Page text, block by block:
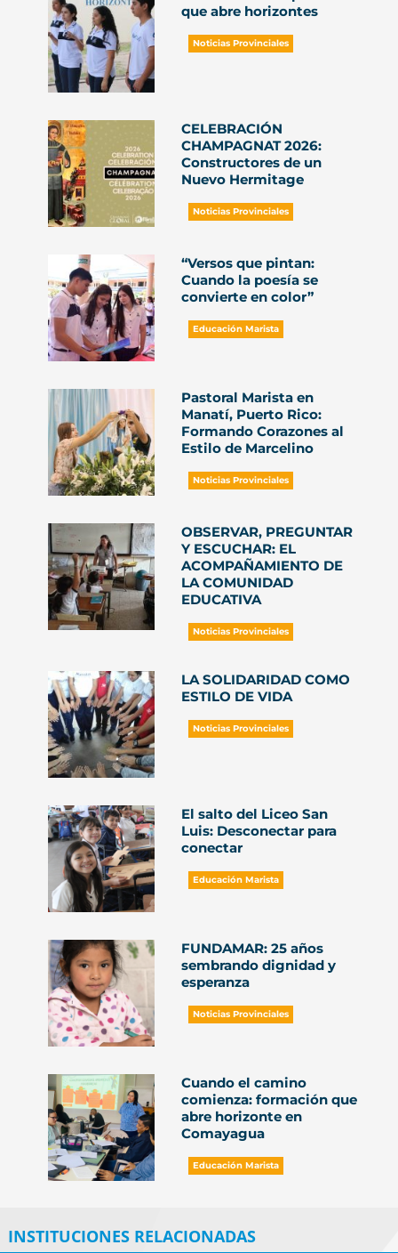
que abre horizontes
Noticias Provinciales
CELEBRACIÓN
CHAMPAGNAT 2026:
Constructores de un
Nuevo Hermitage
Noticias Provinciales
“Versos que pintan:
Cuando la poesía se
convierte en color”
Educación Marista
Pastoral Marista en
Manatí, Puerto Rico:
Formando Corazones al
Estilo de Marcelino
Noticias Provinciales
OBSERVAR, PREGUNTAR
Y ESCUCHAR: EL
ACOMPAÑAMIENTO DE
LA COMUNIDAD
EDUCATIVA
Noticias Provinciales
LA SOLIDARIDAD COMO
ESTILO DE VIDA
Noticias Provinciales
El salto del Liceo San
Luis: Desconectar para
conectar
Educación Marista
FUNDAMAR: 25 años
sembrando dignidad y
esperanza
Noticias Provinciales
Cuando el camino
comienza: formación que
abre horizonte en
Comayagua
Educación Marista
INSTITUCIONES RELACIONADAS